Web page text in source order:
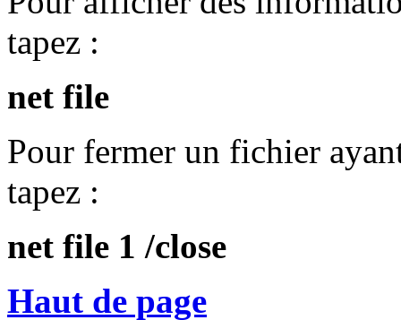
tapez :
net file
Pour fermer un fichier
tapez :
net file 1 /close
Haut de page